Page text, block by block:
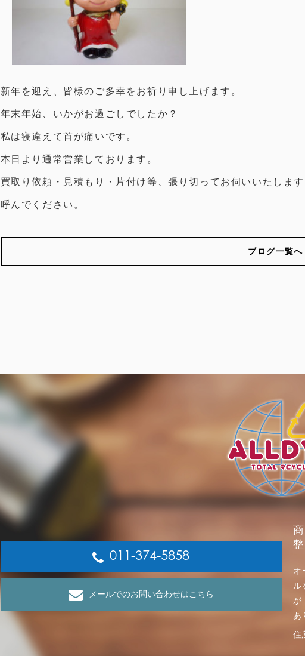
新年を迎え、皆様のご多幸をお祈り申し上げます。
年末年始、いかがお過ごしでしたか？
私は寝違えて首が痛いです。
本日より通常営業しております。
買取り依頼・見積もり・片付け等、張り切ってお伺いいたしま
呼んでください。
ブログ一覧
011-374-5858
メールでのお問い合わせはこちら
オ
ル
が
あ
住